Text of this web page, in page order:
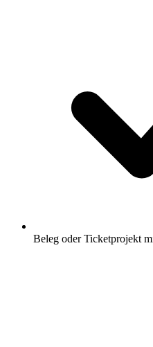
Beleg oder Ticketprojekt